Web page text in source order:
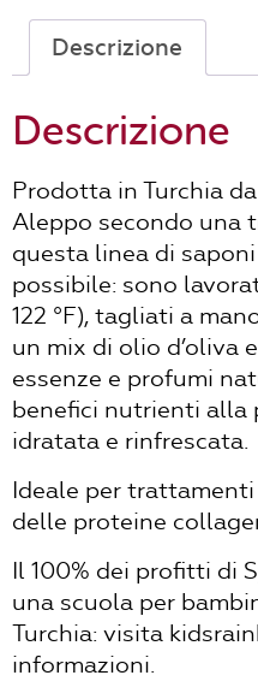
Descrizione
Descrizione
Prodotta in Turchia
Aleppo secondo una
questa linea di
possibile: sono
122 °F), tagliati a
un mix di olio d’oliva
essenze e profumi
benefici nutrienti alla
idratata e rinfrescata.
Ideale per
delle proteine
Il 100% dei profitti di
una scuola per
Turchia: visita
informazioni.